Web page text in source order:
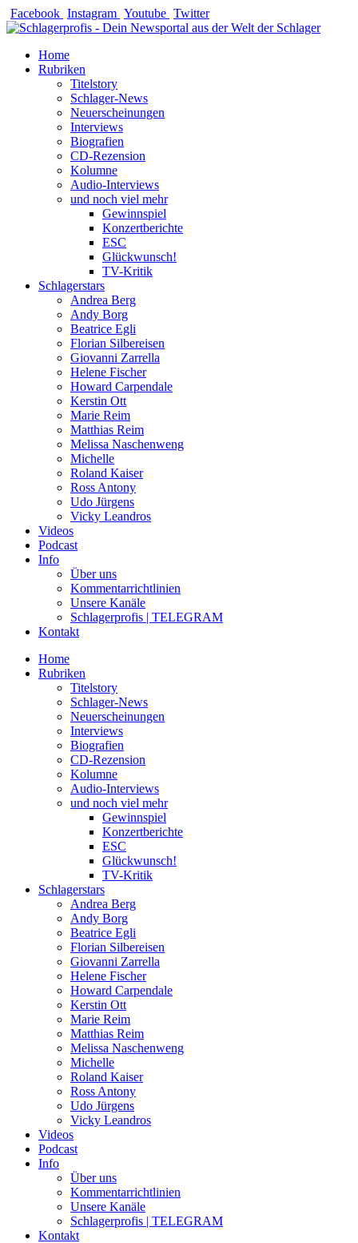
Zum
Inhalt
Facebook Instagram Youtube Twitter
Home
Rubriken
Titelstory
Schlager-News
Neuerscheinungen
Interviews
Biografien
CD-Rezension
Kolumne
Audio-Interviews
und noch viel mehr
Gewinnspiel
Konzertberichte
ESC
Glückwunsch!
TV-Kritik
Schlagerstars
Andrea Berg
Andy Borg
Beatrice Egli
Florian Silbereisen
Giovanni Zarrella
Helene Fischer
Howard Carpendale
Kerstin Ott
Marie Reim
Matthias Reim
Melissa Naschenweng
Michelle
Roland Kaiser
Ross Antony
Udo Jürgens
Vicky Leandros
Videos
Podcast
Info
Über uns
Kommentarrichtlinien
Unsere Kanäle
Schlagerprofis | TELEGRAM
Kontakt
Home
Rubriken
Titelstory
Schlager-News
Neuerscheinungen
Interviews
Biografien
CD-Rezension
Kolumne
Audio-Interviews
und noch viel mehr
Gewinnspiel
Konzertberichte
ESC
Glückwunsch!
TV-Kritik
Schlagerstars
Andrea Berg
Andy Borg
Beatrice Egli
Florian Silbereisen
Giovanni Zarrella
Helene Fischer
Howard Carpendale
Kerstin Ott
Marie Reim
Matthias Reim
Melissa Naschenweng
Michelle
Roland Kaiser
Ross Antony
Udo Jürgens
Vicky Leandros
Videos
Podcast
Info
Über uns
Kommentarrichtlinien
Unsere Kanäle
Schlagerprofis | TELEGRAM
Kontakt